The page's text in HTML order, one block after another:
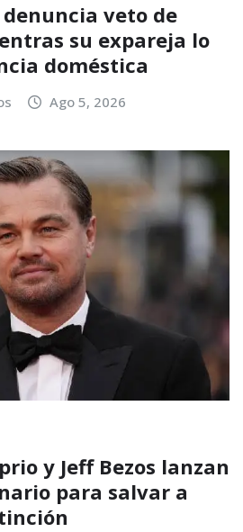
veto de
su expareja lo
doméstica
Ago 5, 2026
y Jeff Bezos lanzan
para salvar a